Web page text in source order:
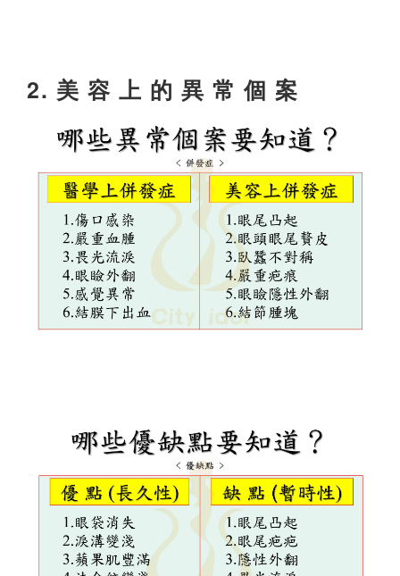
2. 美 容 上 的 異 常 個 案